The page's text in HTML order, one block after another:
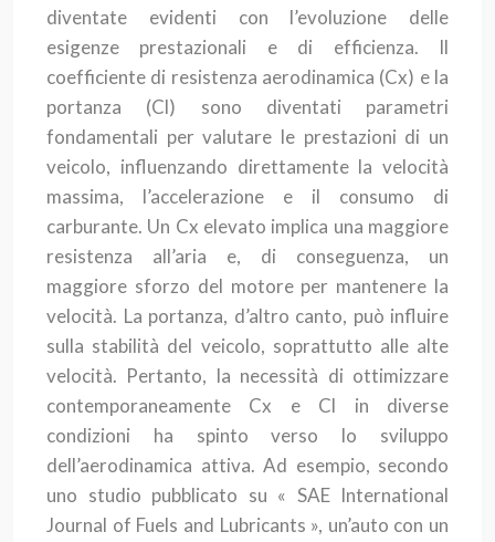
diventate evidenti con l’evoluzione delle
esigenze prestazionali e di efficienza. Il
coefficiente di resistenza aerodinamica (Cx) e la
portanza (Cl) sono diventati parametri
fondamentali per valutare le prestazioni di un
veicolo, influenzando direttamente la velocità
massima, l’accelerazione e il consumo di
carburante. Un Cx elevato implica una maggiore
resistenza all’aria e, di conseguenza, un
maggiore sforzo del motore per mantenere la
velocità. La portanza, d’altro canto, può influire
sulla stabilità del veicolo, soprattutto alle alte
velocità. Pertanto, la necessità di ottimizzare
contemporaneamente Cx e Cl in diverse
condizioni ha spinto verso lo sviluppo
dell’aerodinamica attiva. Ad esempio, secondo
uno studio pubblicato su « SAE International
Journal of Fuels and Lubricants », un’auto con un